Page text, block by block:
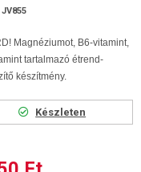
JV855
Magnéziumot, B6-vitamint,
tartalmazó étrend-
készítmény.
Készleten